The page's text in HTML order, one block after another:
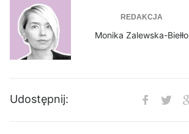
Monika Zalewska-Biełło
REDAKCJA
Udostępnij: